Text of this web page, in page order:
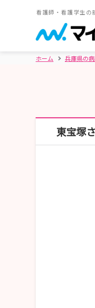
看護師・看護学生の
ホーム 兵庫県の
東宝塚